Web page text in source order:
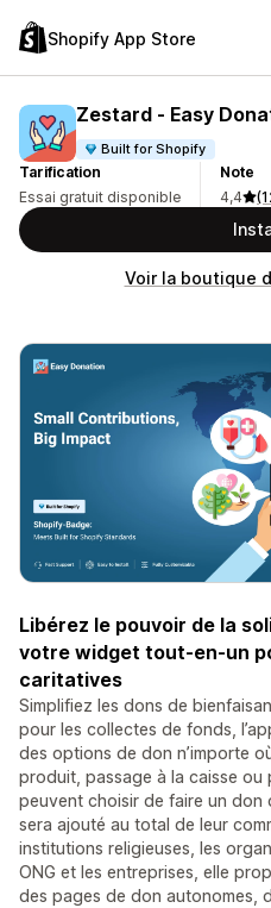
Shopify App Store
Zestard ‑ Easy
Built for Shopify
Tarification
Essai gratuit disponible
Note
4,4
Voir la boutique
Libérez le pouvoir de la
votre widget tout-en-un
caritatives
Simplifiez les dons de
pour les collectes de fonds,
des options de don n’importe
produit, passage à la caisse ou
peuvent choisir de faire un don
sera ajouté au total de leur
institutions religieuses, les
ONG et les entreprises, elle
des pages de don autonomes,